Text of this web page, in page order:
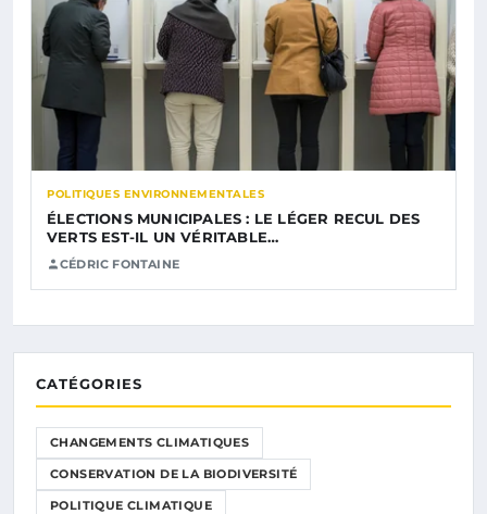
POLITIQUES ENVIRONNEMENTALES
ÉLECTIONS MUNICIPALES : LE LÉGER RECUL DES
VERTS EST-IL UN VÉRITABLE…
CÉDRIC FONTAINE
CATÉGORIES
CHANGEMENTS CLIMATIQUES
CONSERVATION DE LA BIODIVERSITÉ
POLITIQUE CLIMATIQUE